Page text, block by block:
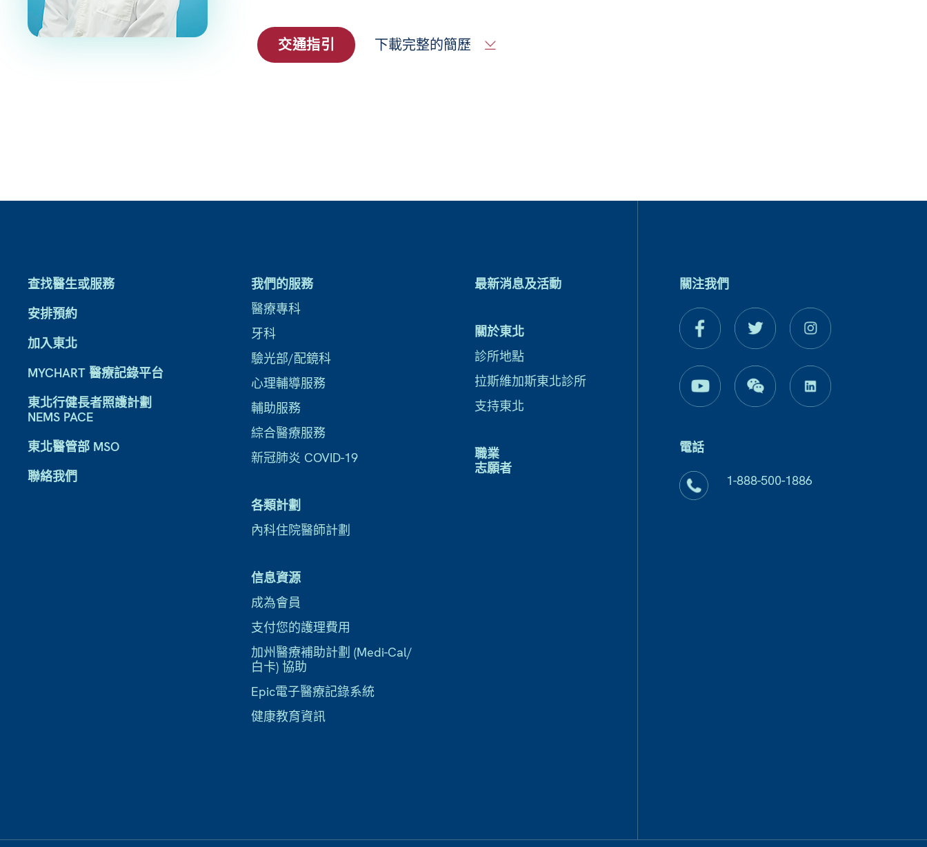
交通指引 下載完整的簡歷
查找醫生或服務
安排預約
加入東北
MYCHART 醫療記錄平台
東北行健長者照護計劃
NEMS PACE
東北醫管部 MSO
聯絡我們
我們的服務
醫療專科
牙科
驗光部/配鏡科
心理輔導服務
輔助服務
綜合醫療服務
新冠肺炎 COVID-19
各類計劃
內科住院醫師計劃
信息資源
成為會員
支付您的護理費用
加州醫療補助計劃 (Medi-Cal/
白卡) 協助
Epic電子醫療記錄系統
健康教育資訊
最新消息及活動
關於東北
診所地點
拉斯維加斯東北診所
支持東北
職業
志願者
關注我們
電話
1-888-500-1886